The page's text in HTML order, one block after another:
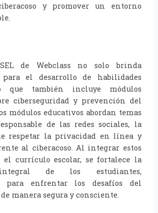
y promover un entorno
de Webclass no solo brinda
para el desarrollo de habilidades
que también incluye módulos
ciberseguridad y prevención del
módulos educativos abordan temas
de las redes sociales, la
respetar la privacidad en línea y
al ciberacoso. Al integrar estos
el currículo escolar, se fortalece la
de los estudiantes,
para enfrentar los desafíos del
manera segura y consciente.